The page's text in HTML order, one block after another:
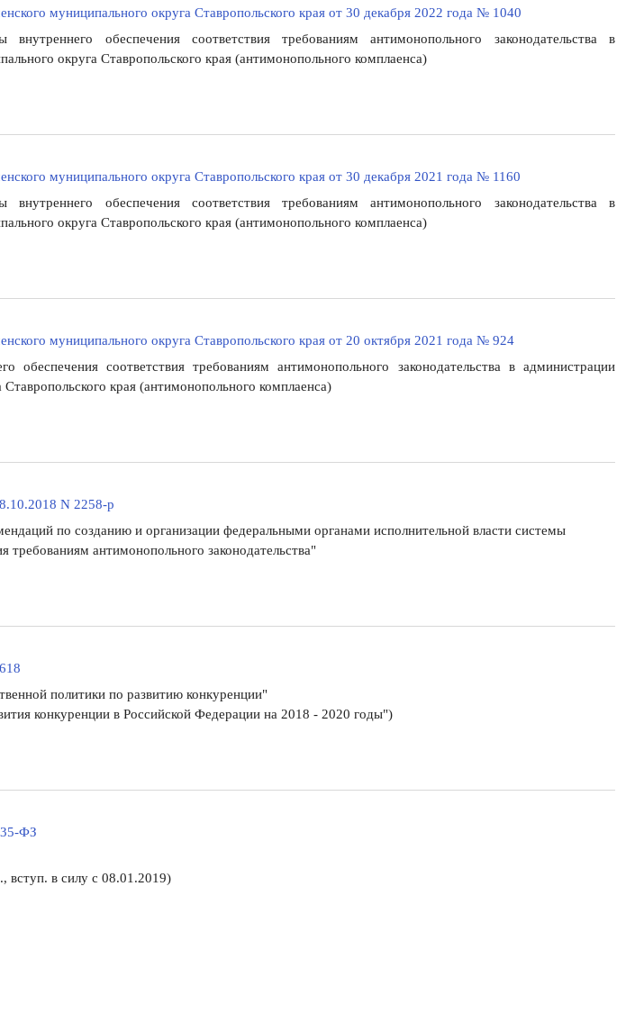
муниципального округа Ставропольского края от 30 декабря 2022 года № 1040
обеспечения соответствия требованиям антимонопольного законодательства в
округа Ставропольского края (антимонопольного комплаенса)
муниципального округа Ставропольского края от 30 декабря 2021 года № 1160
обеспечения соответствия требованиям антимонопольного законодательства в
округа Ставропольского края (антимонопольного комплаенса)
муниципального округа Ставропольского края от 20 октября 2021 года № 924
обеспечения соответствия требованиям антимонопольного законодательства в администрации
края (антимонопольного комплаенса)
N 2258-р
по созданию и организации федеральными органами исполнительной власти системы
требованиям антимонопольного законодательства"
политики по развитию конкуренции"
конкуренции в Российской Федерации на 2018 - 2020 годы")
ФЗ
вступ. в силу с 08.01.2019)